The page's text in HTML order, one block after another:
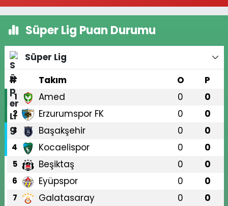
Süper Lig Puan Durumu
Süper Lig
#
Takım O P
1 Amed 0 0
2 Erzurumspor FK 0 0
3 Başakşehir 0 0
4 Kocaelispor 0 0
5 Beşiktaş 0 0
6 Eyüpspor 0 0
7 Galatasaray 0 0